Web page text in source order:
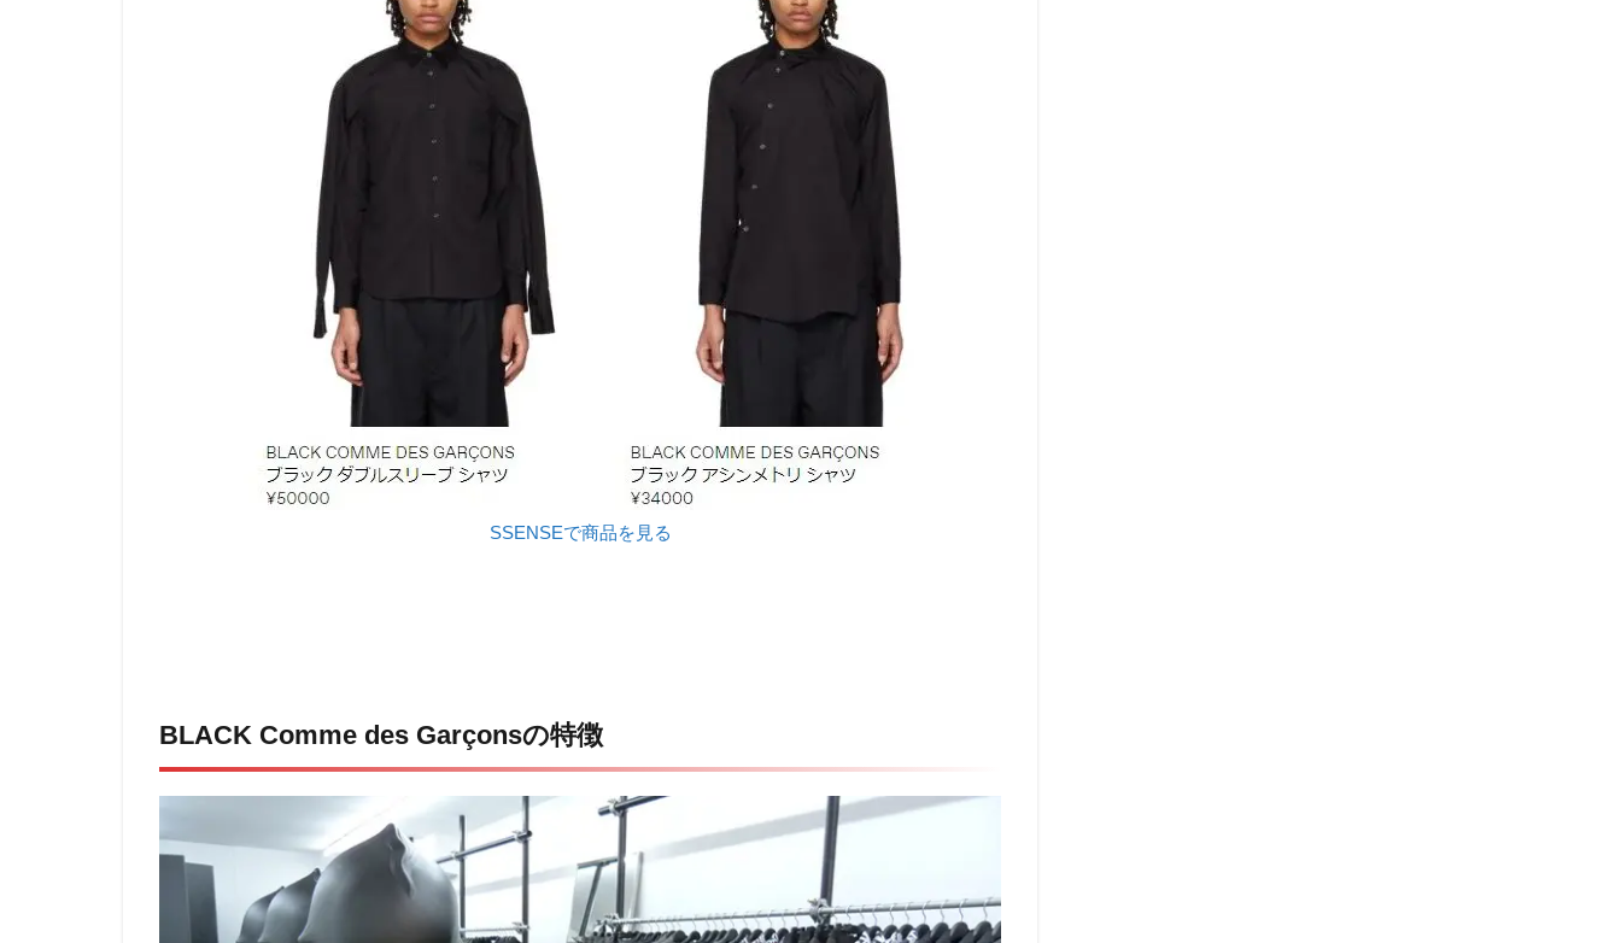
SSENSEで商品を見る
BLACK Comme des Garçonsの特徴